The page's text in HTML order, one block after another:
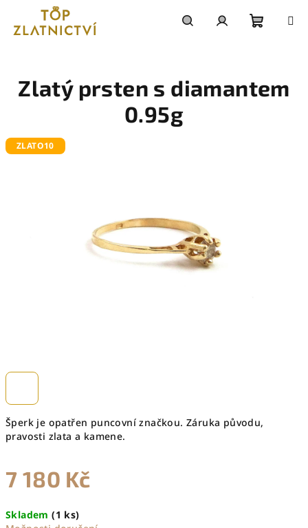
obsah
košík
Šperk je opatřen puncovní značkou. Záruka původu,
pravosti zlata a kamene.
7 180 Kč
cena:
Skladem(1 ks)
Zlatý prsten s diamantem
0.95g
ZLATO10